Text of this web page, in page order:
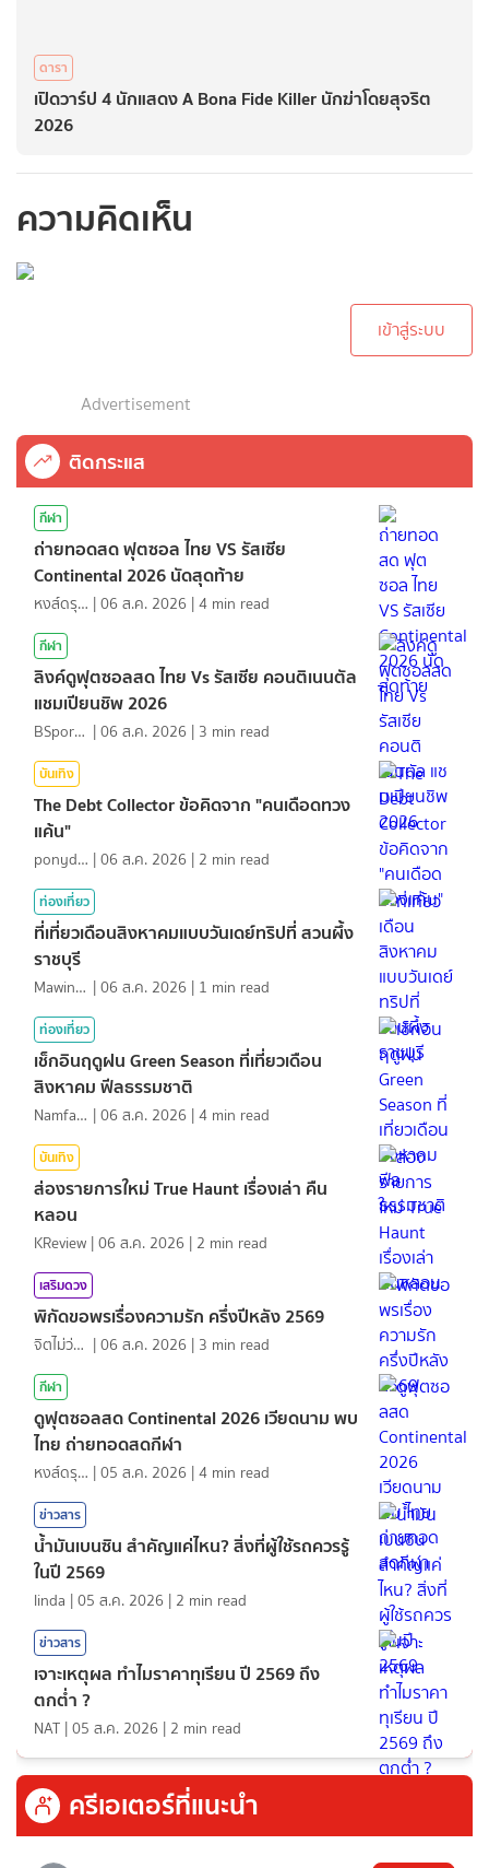
ดารา
เปิดวาร์ป 4 นักแสดง A Bona Fide Killer นักฆ่าโดยสุจริต
2026
ความคิดเห็น
เข้าสู่ระบบ
Advertisement
ติดกระแส
กีฬา
ถ่ายทอดสด ฟุตซอล ไทย VS รัสเซีย
Continental 2026 นัดสุดท้าย
หงส์ดรุณ |06 ส.ค. 2026 |4 min read
กีฬา
ลิงค์ดูฟุตซอลสด ไทย Vs รัสเซีย คอนติเนนตัล
แชมเปียนชิพ 2026
BSports8 |06 ส.ค. 2026 | 3 min read
บันเทิง
The Debt Collector ข้อคิดจาก "คนเดือดทวง
แค้น"
ponydiary |06 ส.ค. 2026 | 2 min read
ท่องเที่ยว
ที่เที่ยวเดือนสิงหาคมแบบวันเดย์ทริปที่ สวนผึ้ง
ราชบุรี
MawinMatravel |06 ส.ค. 2026 | 1 min read
ท่องเที่ยว
เช็กอินฤดูฝน Green Season ที่เที่ยวเดือน
สิงหาคม ฟีลธรรมชาติ
NamfahPhupha |06 ส.ค. 2026 |4 min read
บันเทิง
ส่องรายการใหม่ True Haunt เรื่องเล่า คืน
หลอน
KReview |06 ส.ค. 2026 | 2 min read
เสริมดวง
พิกัดขอพรเรื่องความรัก ครึ่งปีหลัง 2569
จิตไม่ว่าง |06 ส.ค. 2026 | 3 min read
กีฬา
ดูฟุตซอลสด Continental 2026 เวียดนาม พบ
ไทย ถ่ายทอดสดกีฬา
หงส์ดรุณ |05 ส.ค. 2026 |4 min read
ข่าวสาร
น้ำมันเบนซิน สำคัญแค่ไหน? สิ่งที่ผู้ใช้รถควรรู้
ในปี 2569
linda |05 ส.ค. 2026 | 2 min read
ข่าวสาร
เจาะเหตุผล ทำไมราคาทุเรียน ปี 2569 ถึง
ตกต่ำ ?
NAT |05 ส.ค. 2026 | 2 min read
ครีเอเตอร์ที่แนะนำ